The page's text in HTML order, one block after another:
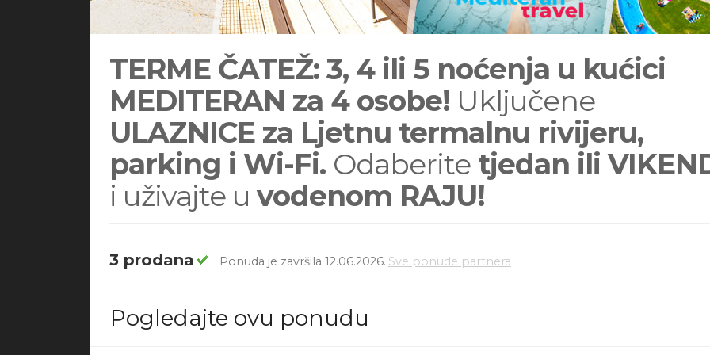
TERME ČATEŽ: 3, 4 ili 5 noćenja u kućici
MEDITERAN za 4 osobe! Uključene
ULAZNICE za Ljetnu termalnu rivijeru,
parking i Wi-Fi. Odaberite tjedan ili
i uživajte u vodenom RAJU!
3 prodana Ponuda je završila 12.06.2026. Sve ponude partnera
Pogledajte ovu ponudu